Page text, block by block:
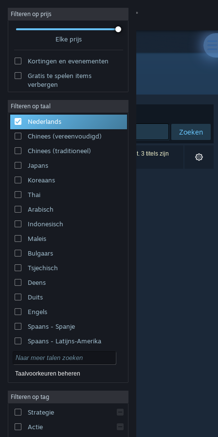
Inloggen
Community
Over
Ondersteuning
Taal wijzigen
Download de mobiele Steam-app
Desktopwebsite weergeven
© Valve Corporation. Alle rechten voorbehouden. Alle
handelsmerken zijn eigendom van hun respectieve
Privacybeleid|Juridische informatie
Toegankelijkheid
|
Terugbetalingen
Filteren op prijs
Elke prijs
Kortingen en evenementen
Gratis te spelen items
verbergen
Filteren op taal
Nederlands
Chinees (vereenvoudigd)
Chinees (traditioneel)
Japans
Koreaans
Thai
Arabisch
Indonesisch
Maleis
Bulgaars
Tsjechisch
Deens
Duits
Engels
Spaans - Spanje
Spaans - Latijns-Amerika
Taalvoorkeuren beheren
Filteren op tag
Strategie
Actie
Ontwikkelaar: Joshua Hughes
Sorteren op Relevantie
Zoeken
0 resultaten komen overeen met je zoekopdracht. 3 titels zijn
uitgesloten op basis van je voorkeuren.